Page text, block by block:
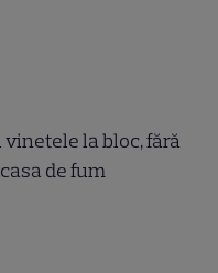
vinetele la bloc, fără
de fum